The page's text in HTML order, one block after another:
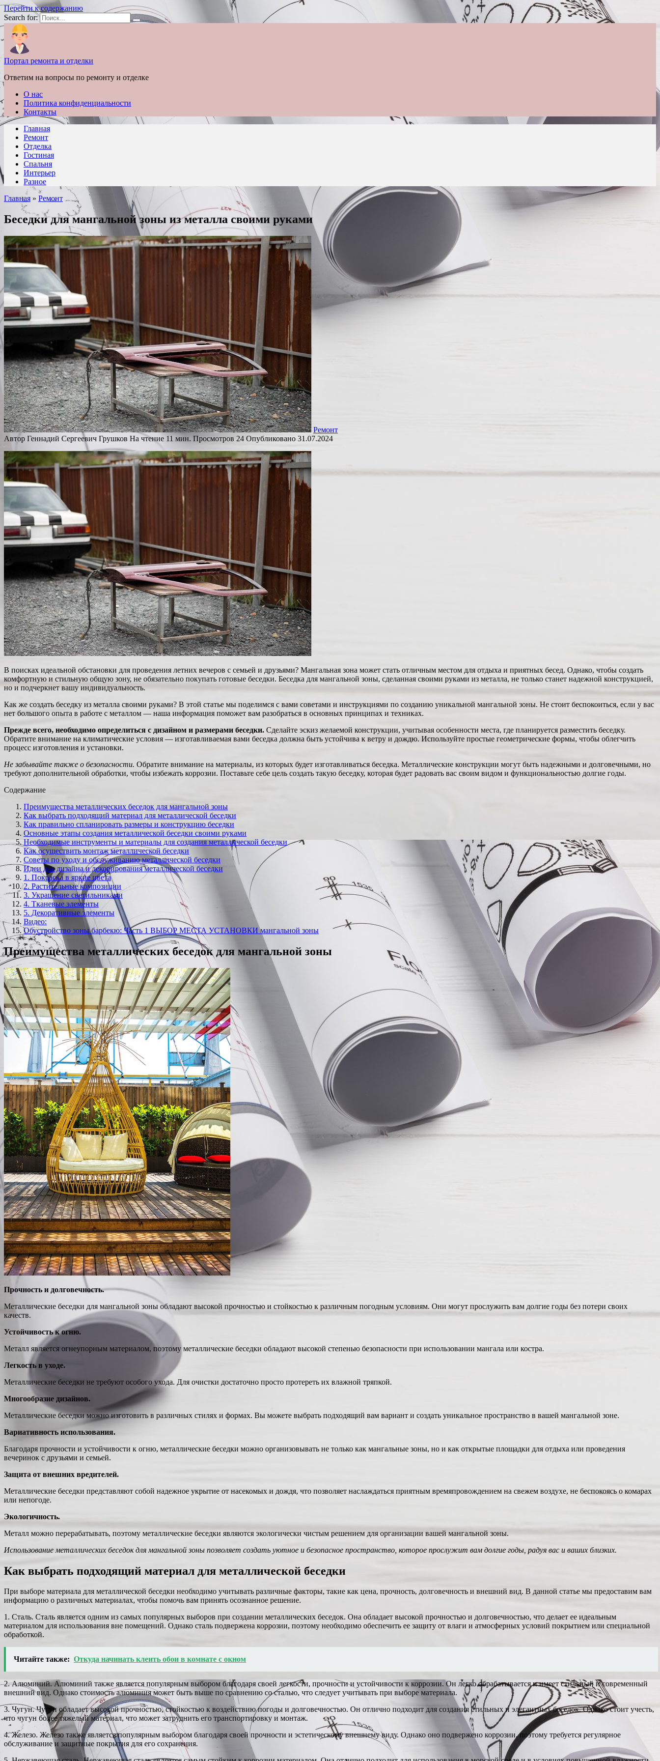
Перейти к содержанию
Search for:
Портал ремонта и отделки
Ответим на вопросы по ремонту и отделке
О нас
Политика конфиденциальности
Контакты
Главная
Ремонт
Отделка
Гостиная
Спальня
Интерьер
Разное
Главная » Ремонт
Беседки для мангальной зоны из металла своими руками
Ремонт
Автор Геннадий Сергеевич Грушков На чтение 11 мин. Просмотров 24 Опубликовано 31.07.2024
В поисках идеальной обстановки для проведения летних вечеров с семьей и друзьями? Мангальная зона может стать отличным местом для отдыха и приятных бесед. Однако, чтобы создать
комфортную и стильную общую зону, не обязательно покупать готовые беседки. Беседка для мангальной зоны, сделанная своими руками из металла, не только станет надежной конструкцией,
но и подчеркнет вашу индивидуальность.
Как же создать беседку из металла своими руками? В этой статье мы поделимся с вами советами и инструкциями по созданию уникальной мангальной зоны. Не стоит беспокоиться, если у вас
нет большого опыта в работе с металлом — наша информация поможет вам разобраться в основных принципах и техниках.
Прежде всего, необходимо определиться с дизайном и размерами беседки. Сделайте эскиз желаемой конструкции, учитывая особенности места, где планируется разместить беседку.
Обратите внимание на климатические условия — изготавливаемая вами беседка должна быть устойчива к ветру и дождю. Используйте простые геометрические формы, чтобы облегчить
процесс изготовления и установки.
Не забывайте также о безопасности. Обратите внимание на материалы, из которых будет изготавливаться беседка. Металлические конструкции могут быть надежными и долговечными, но
требуют дополнительной обработки, чтобы избежать коррозии. Поставьте себе цель создать такую беседку, которая будет радовать вас своим видом и функциональностью долгие годы.
Содержание
Преимущества металлических беседок для мангальной зоны
Как выбрать подходящий материал для металлической беседки
Как правильно спланировать размеры и конструкцию беседки
Основные этапы создания металлической беседки своими руками
Необходимые инструменты и материалы для создания металлической беседки
Как осуществить монтаж металлической беседки
Советы по уходу и обслуживанию металлической беседки
Идеи для дизайна и декорирования металлической беседки
1. Покраска в яркие цвета
2. Растительные композиции
3. Украшение светильниками
4. Тканевые элементы
5. Декоративные элементы
Видео:
Обустройство зоны барбекю: Часть 1 ВЫБОР МЕСТА УСТАНОВКИ мангальной зоны
Преимущества металлических беседок для мангальной зоны
Прочность и долговечность.
Металлические беседки для мангальной зоны обладают высокой прочностью и стойкостью к различным погодным условиям. Они могут прослужить вам долгие годы без потери своих
качеств.
Устойчивость к огню.
Металл является огнеупорным материалом, поэтому металлические беседки обладают высокой степенью безопасности при использовании мангала или костра.
Легкость в уходе.
Металлические беседки не требуют особого ухода. Для очистки достаточно просто протереть их влажной тряпкой.
Многообразие дизайнов.
Металлические беседки можно изготовить в различных стилях и формах. Вы можете выбрать подходящий вам вариант и создать уникальное пространство в вашей мангальной зоне.
Вариативность использования.
Благодаря прочности и устойчивости к огню, металлические беседки можно организовывать не только как мангальные зоны, но и как открытые площадки для отдыха или проведения
вечеринок с друзьями и семьей.
Защита от внешних вредителей.
Металлические беседки представляют собой надежное укрытие от насекомых и дождя, что позволяет наслаждаться приятным времяпровождением на свежем воздухе, не беспокоясь о комарах
или непогоде.
Экологичность.
Металл можно перерабатывать, поэтому металлические беседки являются экологически чистым решением для организации вашей мангальной зоны.
Использование металлических беседок для мангальной зоны позволяет создать уютное и безопасное пространство, которое прослужит вам долгие годы, радуя вас и ваших близких.
Как выбрать подходящий материал для металлической беседки
При выборе материала для металлической беседки необходимо учитывать различные факторы, такие как цена, прочность, долговечность и внешний вид. В данной статье мы предоставим вам
информацию о различных материалах, чтобы помочь вам принять осознанное решение.
1. Сталь. Сталь является одним из самых популярных выборов при создании металлических беседок. Она обладает высокой прочностью и долговечностью, что делает ее идеальным
материалом для использования вне помещений. Однако сталь подвержена коррозии, поэтому необходимо обеспечить ее защиту от влаги и атмосферных условий покрытием или специальной
обработкой.
Читайте также: Откуда начинать клеить обои в комнате с окном
2. Алюминий. Алюминий также является популярным выбором благодаря своей легкости, прочности и устойчивости к коррозии. Он легко обрабатывается и имеет стильный и современный
внешний вид. Однако стоимость алюминия может быть выше по сравнению со сталью, что следует учитывать при выборе материала.
3. Чугун. Чугун обладает высокой прочностью, стойкостью к воздействию погоды и долговечностью. Он отлично подходит для создания стильных и элегантных беседок. Однако стоит учесть,
что чугун более тяжелый материал, что может затруднить его транспортировку и монтаж.
4. Железо. Железо также является популярным выбором благодаря своей прочности и эстетическому внешнему виду. Однако оно подвержено коррозии, поэтому требуется регулярное
обслуживание и защитные покрытия для его сохранения.